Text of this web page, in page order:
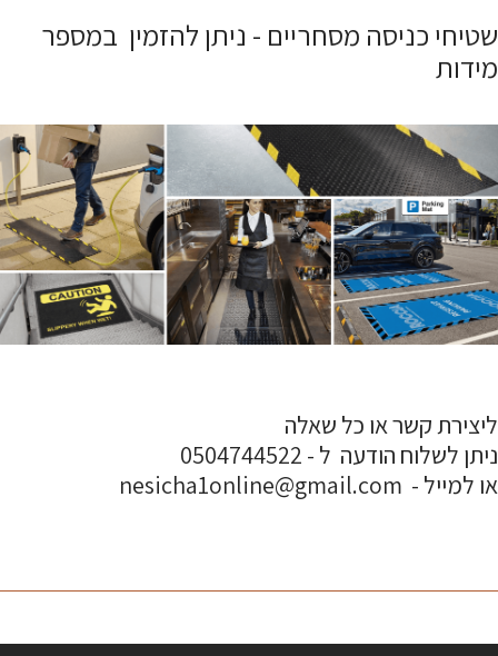
שטיחי כניסה מסחריים - ניתן להזמין במספר
מידות
ליצירת קשר או כל שאלה
ניתן לשלוח הודעה ל - 0504744522
או למייל - nesicha1online@gmail.com